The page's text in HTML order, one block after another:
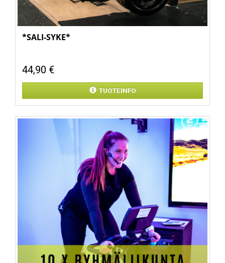
*SALI-SYKE*
44,90 €
TUOTEINFO